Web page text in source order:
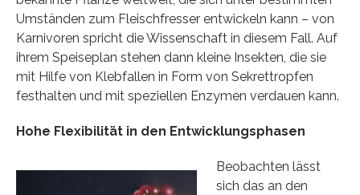
Umständen zum Fleischfresser entwickeln kann – von
Karnivoren spricht die Wissenschaft in diesem Fall. Auf
ihrem Speiseplan stehen dann kleine Insekten, die sie
mit Hilfe von Klebfallen in Form von Sekrettropfen
festhalten und mit speziellen Enzymen verdauen kann.
Hohe Flexibilität in den Entwicklungsphasen
Beobachten lässt
sich das an den